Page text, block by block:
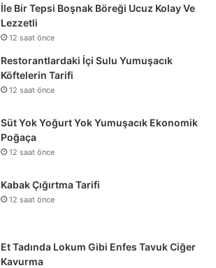
İle Bir Tepsi Boşnak Böreği Ucuz Kolay Ve
Lezzetli
12 saat önce
Restorantlardaki İçi Sulu Yumuşacık
Köftelerin Tarifi
12 saat önce
Süt Yok Yoğurt Yok Yumuşacık Ekonomik
Poğaça
12 saat önce
Kabak Çığırtma Tarifi
12 saat önce
Et Tadında Lokum Gibi Enfes Tavuk Ciğer
Kavurma